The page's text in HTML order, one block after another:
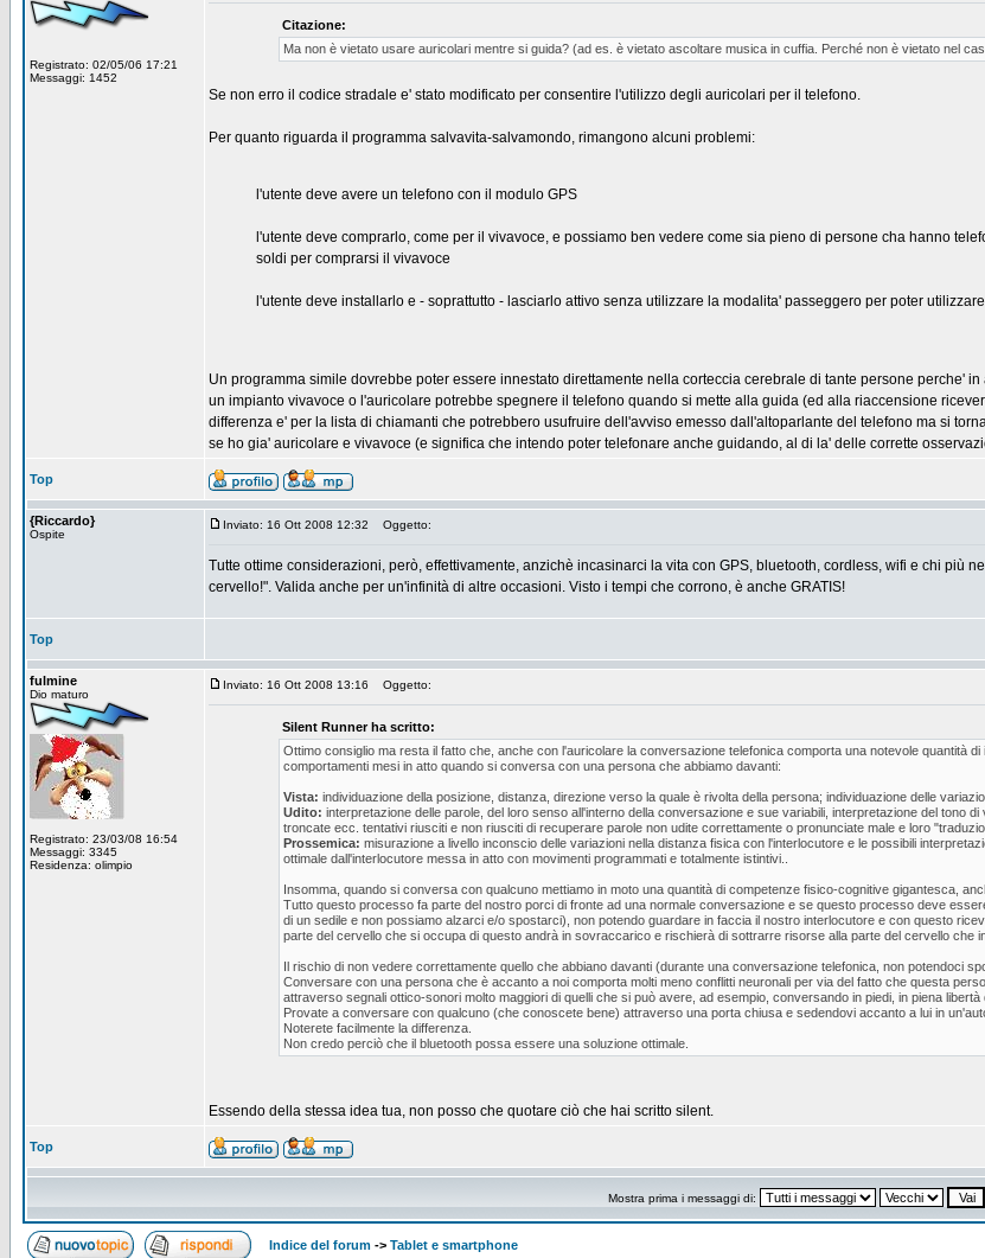
Registrato: 02/05/06 17:21
Messaggi: 1452
Citazione:
Ma non è vietato usare auricolari mentre si guida? (ad es. è vietato ascoltare musica in cuffia. Perché non è vietato nel
Se non erro il codice stradale e' stato modificato per consentire l'utilizzo degli auricolari per il telefono.
Per quanto riguarda il programma salvavita-salvamondo, rimangono alcuni problemi:
l'utente deve avere un telefono con il modulo GPS
l'utente deve comprarlo, come per il vivavoce, e possiamo ben vedere come sia pieno di persone cha hanno
soldi per comprarsi il vivavoce
l'utente deve installarlo e - soprattutto - lasciarlo attivo senza utilizzare la modalita' passeggero per poter
Un programma simile dovrebbe poter essere innestato direttamente nella corteccia cerebrale di tante persone perche'
un impianto vivavoce o l'auricolare potrebbe spegnere il telefono quando si mette alla guida (ed alla riaccensione
differenza e' per la lista di chiamanti che potrebbero usufruire dell'avviso emesso dall'altoparlante del telefono ma si
se ho gia' auricolare e vivavoce (e significa che intendo poter telefonare anche guidando, al di la' delle corrette
Top
{Riccardo}
Ospite
Inviato: 16 Ott 2008 12:32 Oggetto:
Tutte ottime considerazioni, però, effettivamente, anzichè incasinarci la vita con GPS, bluetooth, cordless, wifi e chi più
cervello!". Valida anche per un'infinità di altre occasioni. Visto i tempi che corrono, è anche GRATIS!
Top
fulmine
Dio maturo
Registrato: 23/03/08 16:54
Messaggi: 3345
Residenza: olimpio
Inviato: 16 Ott 2008 13:16 Oggetto:
Silent Runner ha scritto:
Ottimo consiglio ma resta il fatto che, anche con l'auricolare la conversazione telefonica comporta una notevole quantità
comportamenti mesi in atto quando si conversa con una persona che abbiamo davanti:
Vista: individuazione della posizione, distanza, direzione verso la quale è rivolta della persona; individuazione delle
Udito: interpretazione delle parole, del loro senso all'interno della conversazione e sue variabili, interpretazione del tono
troncate ecc. tentativi riusciti e non riusciti di recuperare parole non udite correttamente o pronunciate male e loro
Prossemica: misurazione a livello inconscio delle variazioni nella distanza fisica con l'interlocutore e le possibili
ottimale dall'interlocutore messa in atto con movimenti programmati e totalmente istintivi..
Insomma, quando si conversa con qualcuno mettiamo in moto una quantità di competenze fisico-cognitive gigantesca,
Tutto questo processo fa parte del nostro porci di fronte ad una normale conversazione e se questo processo deve
di un sedile e non possiamo alzarci e/o spostarci), non potendo guardare in faccia il nostro interlocutore e con questo
parte del cervello che si occupa di questo andrà in sovraccarico e rischierà di sottrarre risorse alla parte del cervello che
Il rischio di non vedere correttamente quello che abbiano davanti (durante una conversazione telefonica, non potendoci
Conversare con una persona che è accanto a noi comporta molti meno conflitti neuronali per via del fatto che questa
attraverso segnali ottico-sonori molto maggiori di quelli che si può avere, ad esempio, conversando in piedi, in piena
Provate a conversare con qualcuno (che conoscete bene) attraverso una porta chiusa e sedendovi accanto a lui in
Noterete facilmente la differenza.
Non credo perciò che il bluetooth possa essere una soluzione ottimale.
Essendo della stessa idea tua, non posso che quotare ciò che hai scritto silent.
Top
Mostra prima i messaggi di:
Indice del forum -> Tablet e smartphone